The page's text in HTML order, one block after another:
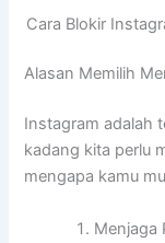
Cara Blokir
Alasan Memilih
Instagram adalah
kadang kita perlu
mengapa kamu
Menjaga